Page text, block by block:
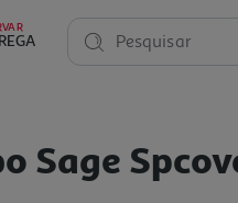
Pesquisar
Sage